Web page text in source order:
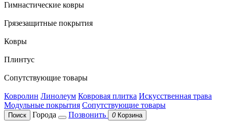
Гимнастические ковры
Грязезащитные покрытия
Ковры
Плинтус
Сопутствующие товары
Ковролин Линолеум Ковровая плитка Искусственная трава
Модульные покрытия Сопутствующие товары
Поиск Города Позвонить 0 Корзина